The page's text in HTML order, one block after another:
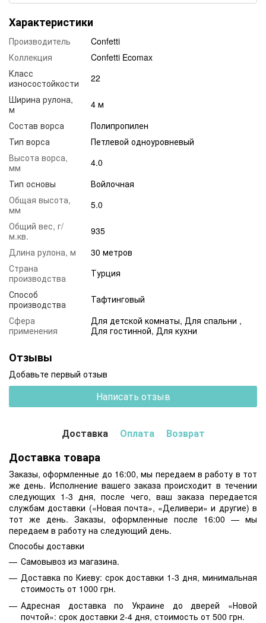
Характеристики
Производитель
Confetti
Коллекция
Confetti Ecomax
Класс
износостойкости
22
Ширина рулона,
м
4 м
Состав ворса
Полипропилен
Тип ворса
Петлевой одноуровневый
Высота ворса,
мм
4.0
Тип основы
Войлочная
Общая высота,
мм
5.0
Общий вес, г/
м.кв.
935
Длина рулона, м
30 метров
Страна
производства
Турция
Способ
производства
Тафтинговый
Сфера
применения
Для детской комнаты, Для спальни ,
Для гостинной, Для кухни
Отзывы
Добавьте первый отзыв
Написать отзыв
Доставка Оплата Возврат
Доставка товара
Заказы, оформленные до 16:00, мы передаем в работу в тот
же день. Исполнение вашего заказа происходит в течении
следующих 1-3 дня, после чего, ваш заказа передается
службам доставки («Новая почта», «Деливери» и другие) в
тот же день. Заказы, оформленные после 16:00 — мы
передаем в работу на следующий день.
Способы доставки
Самовывоз из магазина.
Доставка по Киеву: срок доставки 1-3 дня, минимальная
стоимость от 1000 грн.
Адресная доставка по Украине до дверей «Новой
почтой»: срок доставки 2-4 дня, стоимость от 500 грн.